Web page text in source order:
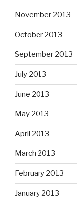
November 2013
October 2013
September 2013
July 2013
June 2013
May 2013
April 2013
March 2013
February 2013
January 2013